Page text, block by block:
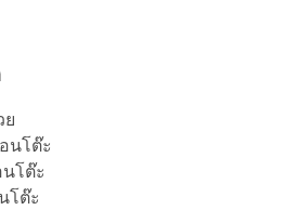
ย
นโต๊ะ
โต๊ะ
โต๊ะ